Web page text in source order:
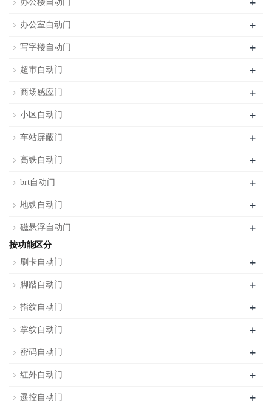
办公楼自动门
办公室自动门 +
写字楼自动门 +
超市自动门 +
商场感应门 +
小区自动门 +
车站屏蔽门 +
高铁自动门 +
brt自动门 +
地铁自动门 +
磁悬浮自动门 +
按功能区分
刷卡自动门
+
脚踏自动门 +
指纹自动门 +
掌纹自动门 +
密码自动门 +
红外自动门 +
遥控自动门 +